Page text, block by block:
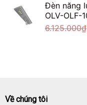
Đèn năng
OLV-OLF-
6.125.000₫
Về chúng tôi